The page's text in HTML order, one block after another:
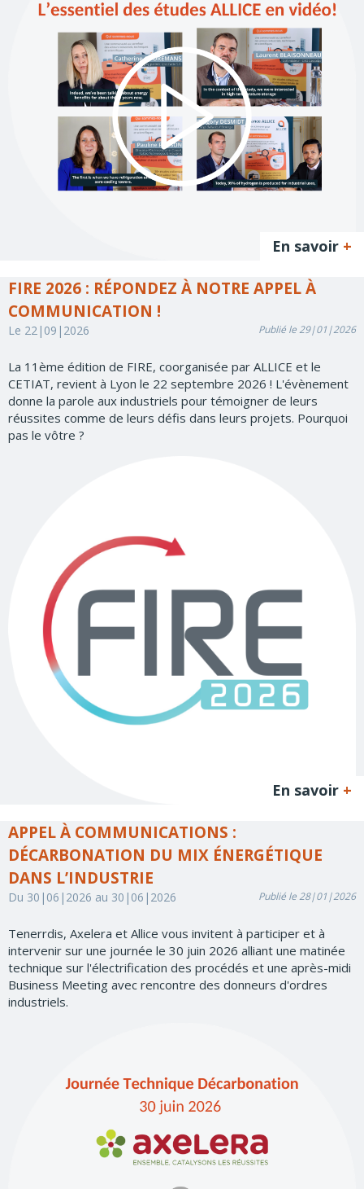
En savoir +
FIRE 2026 : RÉPONDEZ À NOTRE APPEL À
COMMUNICATION !
Le 22|09|2026 Publié le 29|01|2026
La 11ème édition de FIRE, coorganisée par ALLICE et le
CETIAT, revient à Lyon le 22 septembre 2026 ! L'évènement
donne la parole aux industriels pour témoigner de leurs
réussites comme de leurs défis dans leurs projets. Pourquoi
pas le vôtre ?
En savoir +
APPEL À COMMUNICATIONS :
DÉCARBONATION DU MIX ÉNERGÉTIQUE
DANS L’INDUSTRIE
Du 30|06|2026 au 30|06|2026 Publié le 28|01|2026
Tenerrdis, Axelera et Allice vous invitent à participer et à
intervenir sur une journée le 30 juin 2026 alliant une matinée
technique sur l'électrification des procédés et une après-midi
Business Meeting avec rencontre des donneurs d'ordres
industriels.